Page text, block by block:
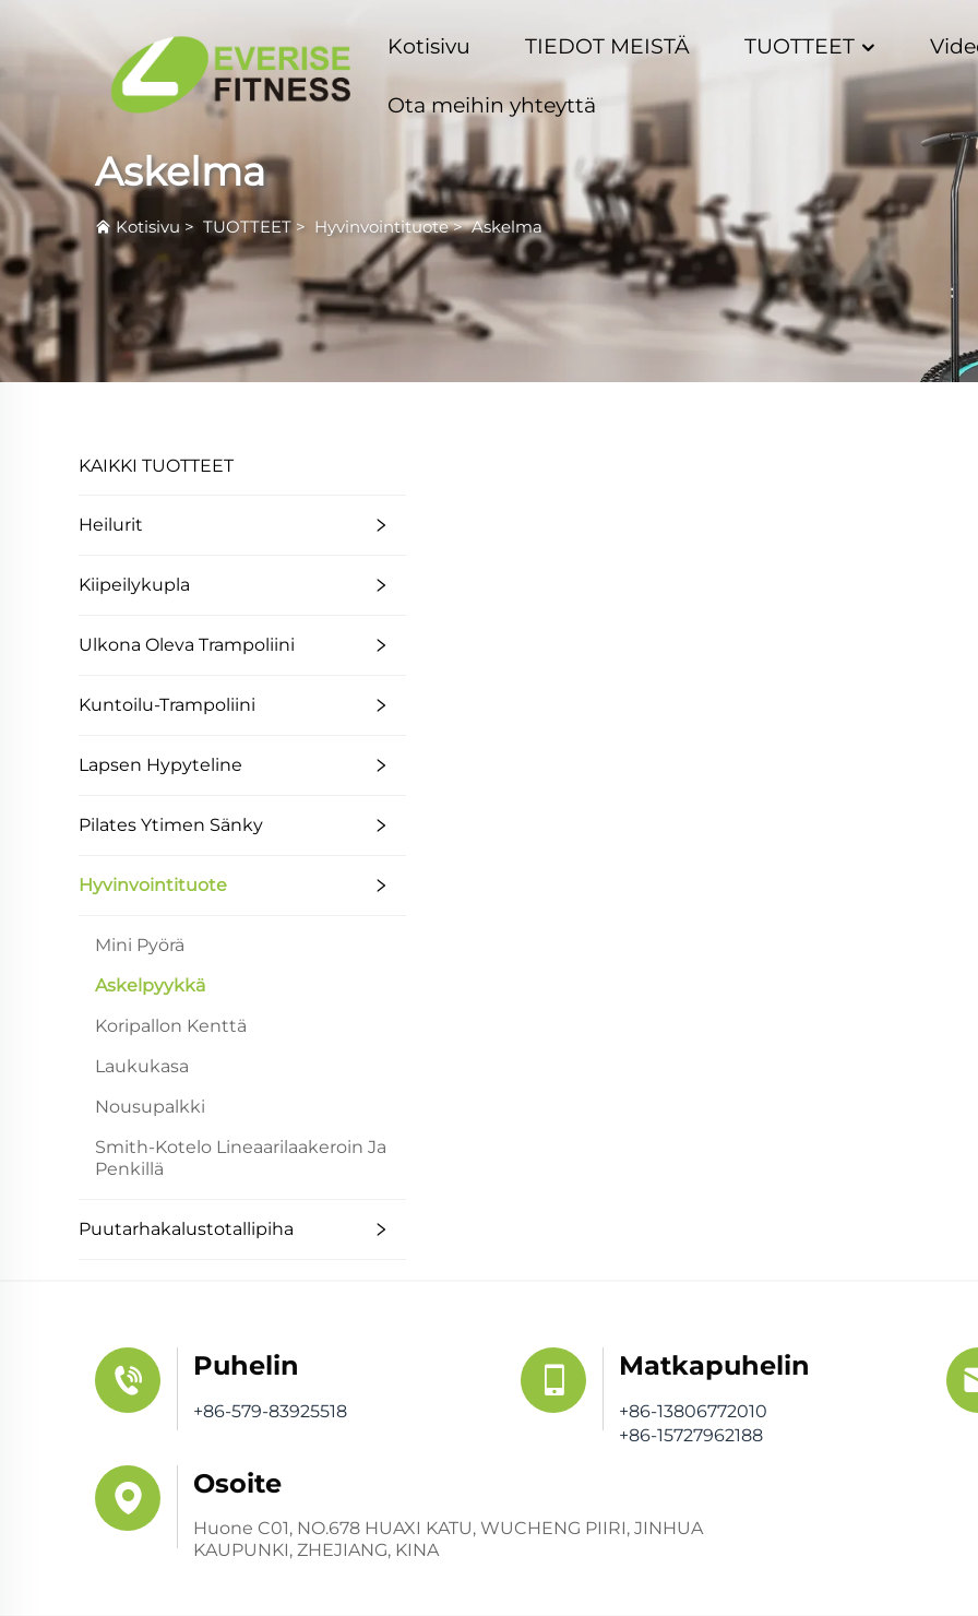
Kotisivu TIEDOT MEISTÄ TUOTTEET
Ota meihin yhteyttä
Askelma
Kotisivu > TUOTTEET > Hyvinvointituote>Askelma
KAIKKI TUOTTEET
Heilurit
Kiipeilykupla
Ulkona Oleva Trampoliini
Kuntoilu-Trampoliini
Lapsen Hypyteline
Pilates Ytimen Sänky
Hyvinvointituote
Mini Pyörä
Askelpyykkä
Koripallon Kenttä
Laukukasa
Nousupalkki
Smith-Kotelo Lineaarilaakeroin Ja
Penkillä
Puutarhakalustotallipiha
Puhelin
+86-579-83925518
Matkapuhelin
+86-13806772010
+86-15727962188
Osoite
Huone C01, NO.678 HUAXI KATU, WUCHENG PIIRI, JINHUA
KAUPUNKI, ZHEJIANG, KINA